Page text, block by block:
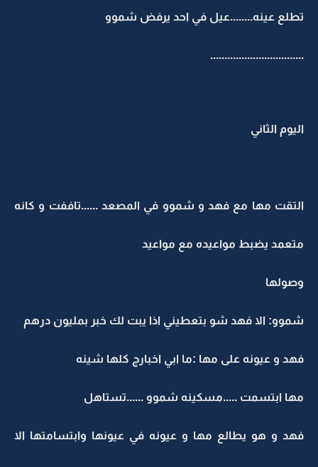
تطلع عينه........عيل في احد يرفض شموو
.................................
اليوم الثاني
التقت مها مع فهد و شموو في المصعد ......تاففت و كانه
متعمد يضبط مواعيده مع مواعيد
وصولها
شموو: الا فهد شو بتعطيني اذا يبت لك خبر بمليون درهم
فهد و عيونه على مها :ما ابي اخبارج كلها شينه
مها ابتسمت .....مسكينه شموو ......تستاهل
فهد و هو يطالع مها و عيونه في عيونها وابتسامتها الا